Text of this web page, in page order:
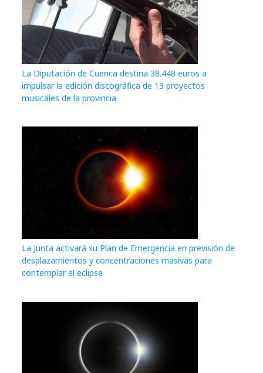
La Diputación de Cuenca destina 38.448 euros a
impulsar la edición discográfica de 13 proyectos
musicales de la provincia
La Junta activará su Plan de Emergencia en previsión de
desplazamientos y concentraciones masivas para
contemplar el eclipse